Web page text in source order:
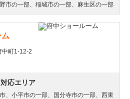
市の一部、稲城市の一部、麻生区の一部
町1-12-2
対応エリア
、 小平市の一部、 国分寺市の一部、 西東